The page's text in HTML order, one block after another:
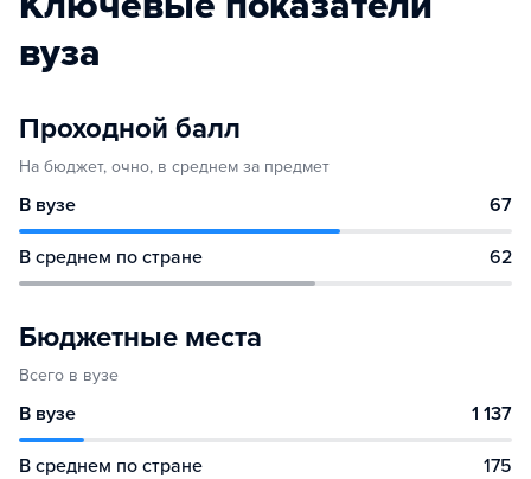
вуза
Проходной балл
На бюджет, очно, в среднем за предмет
В вузе 67
В среднем по стране 62
Бюджетные места
Всего в вузе
В вузе 1 137
В среднем по стране 175